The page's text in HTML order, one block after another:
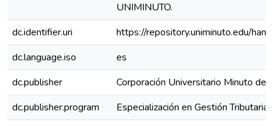
UNIMINUTO.
dc.identifier.uri
https://repository.uniminuto.edu/
dc.language.iso
es
dc.publisher
Corporación Universitario Minuto de
dc.publisher.program
Especialización en Gestión Tributaria